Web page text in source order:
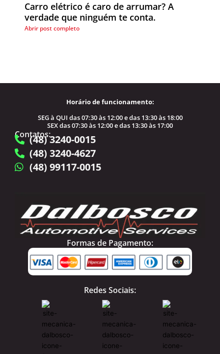
Carro elétrico é caro de arrumar? A
verdade que ninguém te conta.
Abrir post completo
Horário de funcionamento:
SEG à QUI das 07:30 às 12:00 e das 13:30 às 18:00
SEX das 07:30 às 12:00 e das 13:30 às 17:00
Contatos:
(48) 3240-0015
(48) 3240-4627
(48) 99117-0015
Formas de Pagamento:
Redes Sociais: